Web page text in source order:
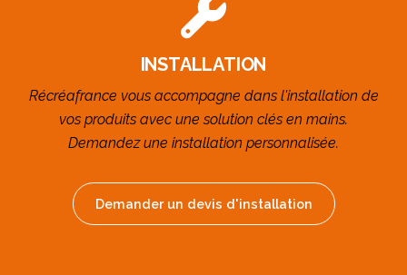
INSTALLATION
Récréafrance vous accompagne dans l'installation de
vos produits avec une solution clés en mains.
Demandez une installation personnalisée.
Demander un devis d'installation